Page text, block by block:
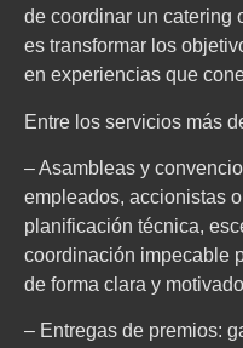
de coordinar un catering
es transformar los
en experiencias que
Entre los servicios más
– Asambleas y
empleados, accionistas
planificación técnica,
coordinación impecable
de forma clara y
– Entregas de premios: